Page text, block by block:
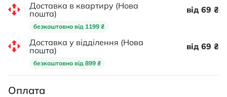
Доставка в квартиру (Нова
пошта)
безкоштовно від 1199 ₴
від 69 ₴
Доставка у відділення (Нова
пошта)
безкоштовно від 899 ₴
від 69 ₴
Оплата